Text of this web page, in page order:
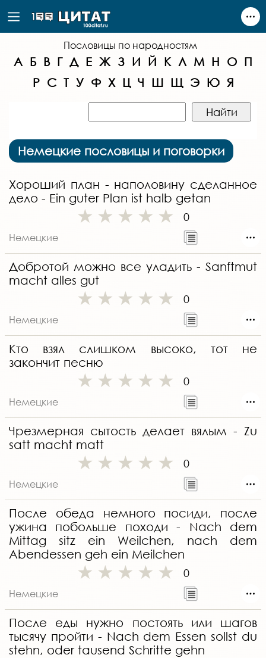
Пословицы по народностям
А Б В Г Д Е Ж З И Й К Л М Н О П
Р С Т У Ф Х Ц Ч Ш Щ Э Ю Я
Немецкие пословицы и поговорки
Хороший план - наполовину сделанное
дело - Ein guter Plan ist halb getan
0
Немецкие
Добротой можно все уладить - Sanftmut
macht alles gut
0
Немецкие
Кто взял слишком высоко, тот не
закончит песню
0
Немецкие
Чрезмерная сытость делает вялым - Zu
satt macht matt
0
Немецкие
После обеда немного посиди, после
ужина побольше походи - Nach dem
Mittag sitz ein Weilchen, nach dem
Abendessen geh ein Meilchen
0
Немецкие
После еды нужно постоять или шагов
тысячу пройти - Nach dem Essen sollst du
stehn, oder tausend Schritte gehn